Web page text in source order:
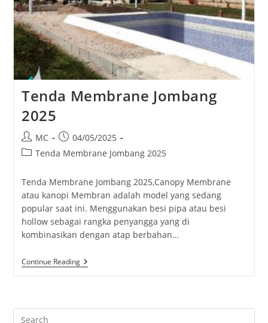
Tenda Membrane Jombang
2025
Post
author:
MC
Post
published:
04/05/2025
PostTenda Membrane Jombang 2025
Tenda Membrane Jombang 2025,Canopy Membrane
atau kanopi Membran adalah model yang sedang
popular saat ini. Menggunakan besi pipa atau besi
hollow sebagai rangka penyangga yang di
kombinasikan dengan atap berbahan…
Continue ReadingTenda
Membrane